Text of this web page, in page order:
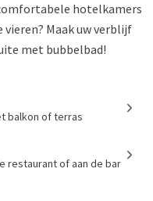
hotelkamers
vieren? Maak uw verblijf
met bubbelbad!
balkon of terras
restaurant of aan de bar